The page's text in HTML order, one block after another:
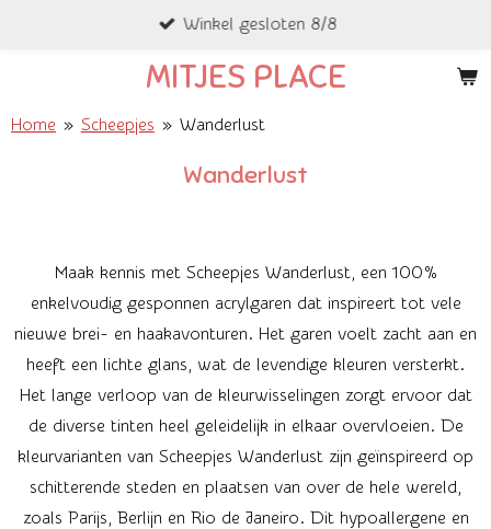
de
MITJES PLACE
Winkel gesloten 8/8
Home » Scheepjes » Wanderlust
Wanderlust
Maak kennis met Scheepjes Wanderlust, een 100%
enkelvoudig gesponnen acrylgaren dat inspireert tot vele
nieuwe brei- en haakavonturen. Het garen voelt zacht aan en
heeft een lichte glans, wat de levendige kleuren versterkt.
Het lange verloop van de kleurwisselingen zorgt ervoor dat
de diverse tinten heel geleidelijk in elkaar overvloeien. De
kleurvarianten van Scheepjes Wanderlust zijn geïnspireerd op
schitterende steden en plaatsen van over de hele wereld,
zoals Parijs, Berlijn en Rio de Janeiro. Dit hypoallergene en